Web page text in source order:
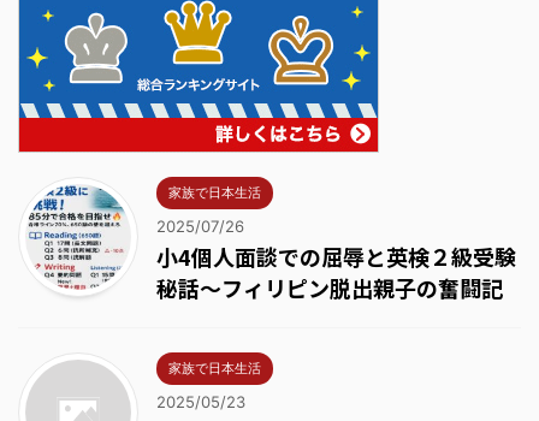
家族で日本生活
2025/07/26
小4個人面談での屈辱と英検２級受験
秘話～フィリピン脱出親子の奮闘記
家族で日本生活
2025/05/23